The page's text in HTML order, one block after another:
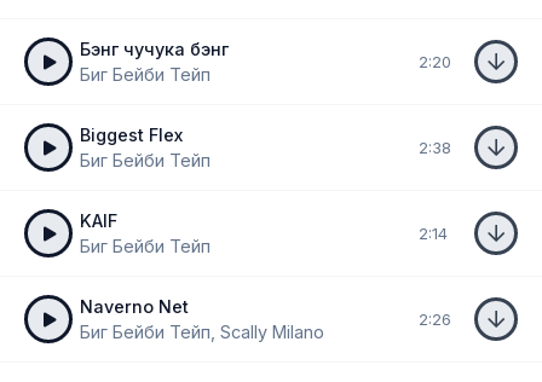
Бэнг чучука бэнг
Биг Бейби Тейп
2:20
Biggest Flex
Биг Бейби Тейп
2:38
KAIF
Биг Бейби Тейп
2:14
Naverno Net
Биг Бейби Тейп, Scally Milano
2:26